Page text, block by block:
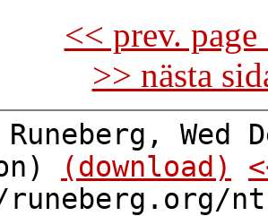
<< prev.
>> nästa
Wed
(download)